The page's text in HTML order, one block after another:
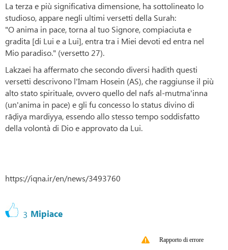
La terza e più significativa dimensione, ha sottolineato lo
studioso, appare negli ultimi versetti della Surah:
"O anima in pace, torna al tuo Signore, compiaciuta e
gradita [di Lui e a Lui], entra tra i Miei devoti ed entra nel
Mio paradiso." (versetto 27).
Lakzaei ha affermato che secondo diversi hadith questi
versetti descrivono l'Imam Hosein (AS), che raggiunse il più
alto stato spirituale, ovvero quello del nafs al-mutma'inna
(un'anima in pace) e gli fu concesso lo status divino di
rāḍiya mardiyya, essendo allo stesso tempo soddisfatto
della volontà di Dio e approvato da Lui.
https://iqna.ir/en/news/3493760
3 Mipiace
Rapporto di errore